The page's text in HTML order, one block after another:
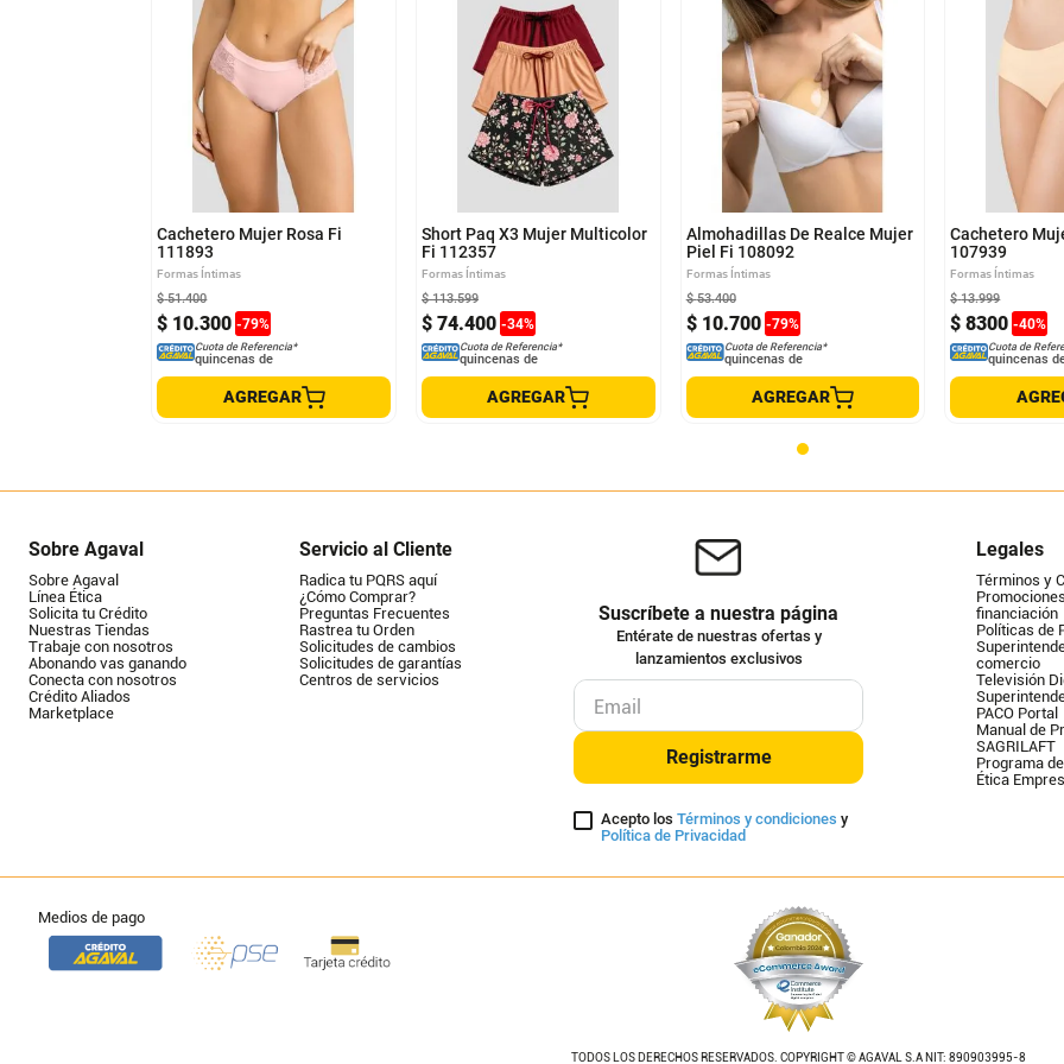
Cachetero Mujer Rosa Fi
111893
Formas Íntimas
$ 10.300 -79%
$ 51.400
Cuota de Referencia*
quincenas de
AGREGAR
L XL
Short Paq X3 Mujer Multicolor
Fi 112357
Formas Íntimas
$ 74.400 -34%
$ 113.599
Cuota de Referencia*
quincenas de
AGREGAR
Talla Única
Almohadillas De Realce Mujer
Piel Fi 108092
Formas Íntimas
$ 10.700 -79%
$ 53.400
Cuota de Referencia*
quincenas de
AGREGAR
L
Cachetero
107939
Formas Íntimas
$ 8300 -40%
$ 13.999
Cuota de
quincenas
Sobre Agaval
Sobre Agaval
Línea Ética
Solicita tu Crédito
Nuestras Tiendas
Trabaje con nosotros
Abonando vas ganando
Conecta con nosotros
Crédito Aliados
Marketplace
Servicio al Cliente
Radica tu PQRS aquí
¿Cómo Comprar?
Preguntas Frecuentes
Rastrea tu Orden
Solicitudes de cambios
Solicitudes de garantías
Centros de servicios
Suscríbete a nuestra página
Entérate de nuestras ofertas y
lanzamientos exclusivos
Registrarme
Acepto los Términos y condiciones y
Política de Privacidad
Legales
Términos y
financiación
Políticas de
comercio
Televisión
PACO Portal
Manual de
SAGRILAFT
Programa
Ética
Medios de pago
TODOS LOS DERECHOS RESERVADOS. COPYRIGHT © AGAVAL S.A NIT: 890903995-8